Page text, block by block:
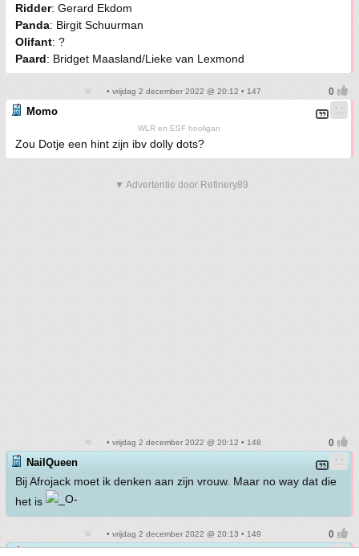
Ridder: Gerard Ekdom
Panda: Birgit Schuurman
Olifant: ?
Paard: Bridget Maasland/Lieke van Lexmond
• vrijdag 2 december 2022 @ 20:12 • 147
Momo
WLR en ESF hooligan
Zou Dotje een hint zijn ibv dolly dots?
▼ Advertentie door Refinery89
• vrijdag 2 december 2022 @ 20:12 • 148
NailQueen
Bij Afrojack moet ik denken aan zijn vrouw. Maar no way dat die
het is
• vrijdag 2 december 2022 @ 20:13 • 149